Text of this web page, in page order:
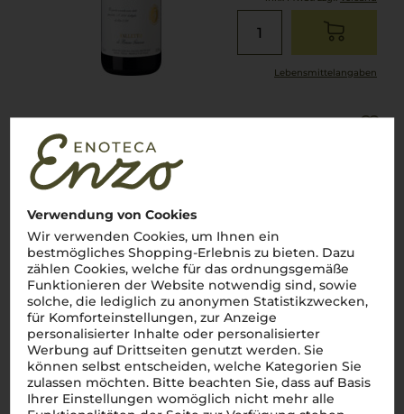
Verwendung von Cookies
Wir verwenden Cookies, um Ihnen ein
bestmögliches Shopping-Erlebnis zu bieten. Dazu
zählen Cookies, welche für das ordnungsgemäße
Funktionieren der Website notwendig sind, sowie
solche, die lediglich zu anonymen Statistikzwecken,
für Komforteinstellungen, zur Anzeige
personalisierter Inhalte oder personalisierter
Werbung auf Drittseiten genutzt werden. Sie
können selbst entscheiden, welche Kategorien Sie
zulassen möchten. Bitte beachten Sie, dass auf Basis
Ihrer Einstellungen womöglich nicht mehr alle
Lebensmittel­angaben
2019
Falletto Barolo
Bruno Giacosa
trocken
nur noch 3 Flaschen
verfügbar
€ 235,00
pro Flasche (0.75l),
inkl. MwSt. zzgl. Versand